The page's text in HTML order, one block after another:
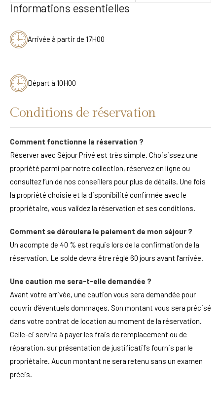
Informations essentielles
Arrivée à partir de 17H00
Départ à 10H00
Conditions de réservation
Comment fonctionne la réservation ?
Réserver avec Séjour Privé est très simple. Choisissez une
propriété parmi par notre collection, réservez en ligne ou
consultez l’un de nos conseillers pour plus de détails. Une fois
la propriété choisie et la disponibilité confirmée avec le
propriétaire, vous validez la réservation et ses conditions.
Comment se déroulera le paiement de mon séjour ?
Un acompte de 40 % est requis lors de la confirmation de la
réservation. Le solde devra être réglé 60 jours avant l’arrivée.
Une caution me sera-t-elle demandée ?
Avant votre arrivée, une caution vous sera demandée pour
couvrir d’éventuels dommages. Son montant vous sera précisé
dans votre contrat de location au moment de la réservation.
Celle-ci servira à payer les frais de remplacement ou de
réparation, sur présentation de justificatifs fournis par le
propriétaire. Aucun montant ne sera retenu sans un examen
précis.